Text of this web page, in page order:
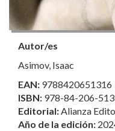
Autor/es
Asimov, Isaac
EAN: 9788420651316
ISBN: 978-84-206-
Editorial:Alianza
Año de la edición: